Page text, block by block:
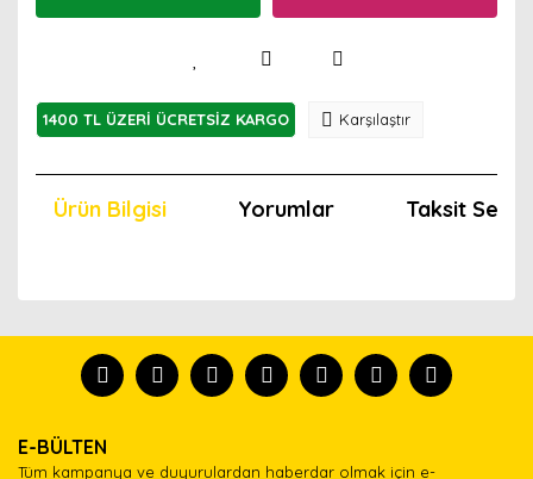
1400 TL ÜZERİ ÜCRETSİZ KARGO Karşılaştır
Ürün Bilgisi Yorumlar Taksit
tanısın.
formunu kullanarak tarafımıza iletebilirsiniz.
Görüş ve önerileriniz için teşekkür ederiz.
Ürün açıklamasında eksik bilgiler bulunuyor.
E-BÜLTEN
Tüm kampanya ve duyurulardan haberdar olmak için e-